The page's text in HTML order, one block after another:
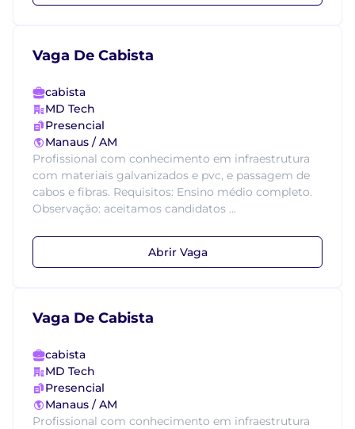
Vaga De Cabista
cabista
MD Tech
Presencial
Manaus / AM
Profissional com conhecimento em infraestrutura
com materiais galvanizados e pvc, e passagem de
cabos e fibras. Requisitos: Ensino médio completo.
Observação: aceitamos candidatos ...
Abrir Vaga
Vaga De Cabista
cabista
MD Tech
Presencial
Manaus / AM
Profissional com conhecimento em infraestrutura